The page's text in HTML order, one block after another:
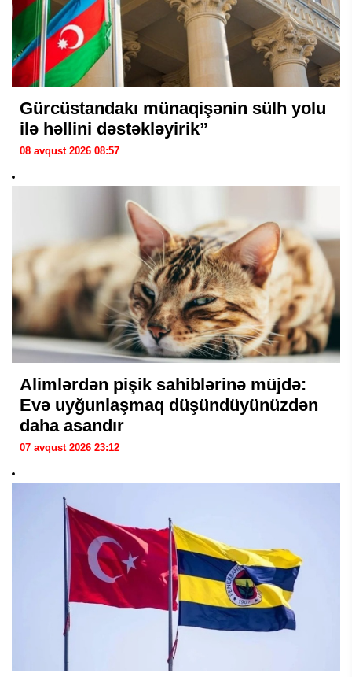
Gürcüstandakı münaqişənin sülh yolu
ilə həllini dəstəkləyirik”
08 avqust 2026 08:57
Alimlərdən pişik sahiblərinə müjdə:
Evə uyğunlaşmaq düşündüyünüzdən
daha asandır
07 avqust 2026 23:12